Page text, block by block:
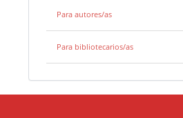
Para autores/as
Para bibliotecarios/as